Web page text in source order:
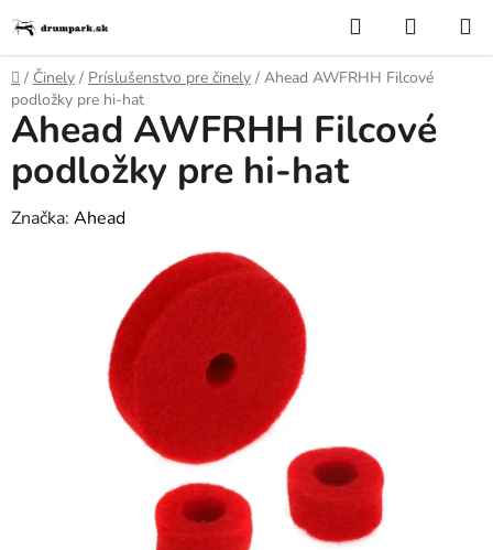
na
obsah
Hľadať
KOŠÍK
Domov
/ Činely / Príslušenstvo pre činely / Ahead AWFRHH Filcové
podložky pre hi-hat
Ahead AWFRHH Filcové
podložky pre hi-hat
Značka: Ahead